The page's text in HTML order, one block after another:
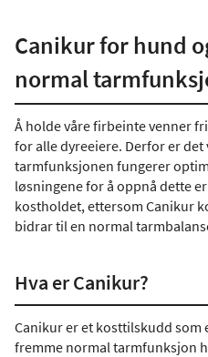
Canikur for hund
normal
Å holde våre firbeinte venner
for alle dyreeiere. Derfor er det
tarmfunksjonen fungerer
løsningene for å oppnå dette
kostholdet, ettersom Canikur
bidrar til en normal
Hva er Canikur?
Canikur er et kosttilskudd som
fremme normal tarmfunksjon